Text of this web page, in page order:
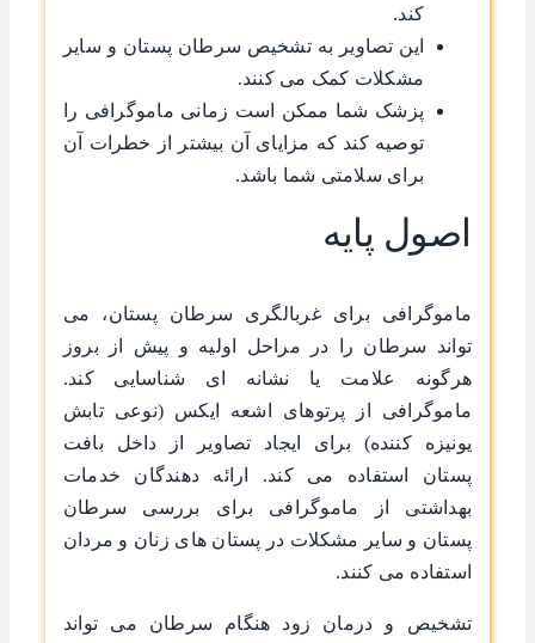
‌کند.
این تصاویر به تشخیص سرطان پستان و سایر
مشکلات کمک می‌ کنند.
پزشک شما ممکن است زمانی ماموگرافی را
توصیه کند که مزایای آن بیشتر از خطرات آن
برای سلامتی شما باشد.
اصول پایه
ماموگرافی برای غربالگری سرطان پستان، می
‌تواند سرطان را در مراحل اولیه و پیش از بروز
هرگونه علامت یا نشانه ‌ای شناسایی کند.
ماموگرافی از پرتوهای اشعه ایکس (نوعی تابش
یونیزه ‌کننده) برای ایجاد تصاویر از داخل بافت
پستان استفاده می‌ کند. ارائه‌ دهندگان خدمات
بهداشتی از ماموگرافی برای بررسی سرطان
پستان و سایر مشکلات در پستان‌ های زنان و مردان
استفاده می‌ کنند.
تشخیص و درمان زود هنگام سرطان می‌ تواند